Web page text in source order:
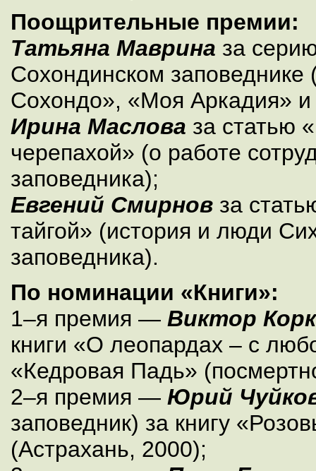
Поощрительные премии:
Татьяна Маврина за
Сохондинском
Сохондо», «Моя Аркадия»
Ирина Маслова за статью
черепахой» (о работе
заповедника);
Евгений Смирнов за
тайгой» (история и люди
заповедника).
По номинации «Книги»:
1–я премия — Виктор
книги «О леопардах – с
«Кедровая Падь»
2–я премия — Юрий
заповедник) за книгу
(Астрахань, 2000);